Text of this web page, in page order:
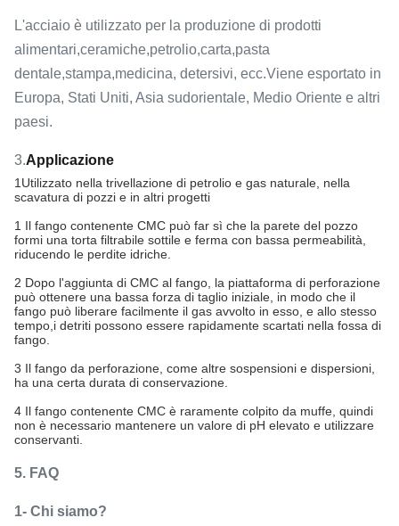
L'acciaio è utilizzato per la produzione di prodotti
alimentari,ceramiche,petrolio,carta,pasta
dentale,stampa,medicina, detersivi, ecc.Viene esportato in
Europa, Stati Uniti, Asia sudorientale, Medio Oriente e altri
paesi.
3.Applicazione
1Utilizzato nella trivellazione di petrolio e gas naturale, nella
scavatura di pozzi e in altri progetti
1 Il fango contenente CMC può far sì che la parete del pozzo
formi una torta filtrabile sottile e ferma con bassa permeabilità,
riducendo le perdite idriche.
2 Dopo l'aggiunta di CMC al fango, la piattaforma di perforazione
può ottenere una bassa forza di taglio iniziale, in modo che il
fango può liberare facilmente il gas avvolto in esso, e allo stesso
tempo,i detriti possono essere rapidamente scartati nella fossa di
fango.
3 Il fango da perforazione, come altre sospensioni e dispersioni,
ha una certa durata di conservazione.
4 Il fango contenente CMC è raramente colpito da muffe, quindi
non è necessario mantenere un valore di pH elevato e utilizzare
conservanti.
5. FAQ
1- Chi siamo?